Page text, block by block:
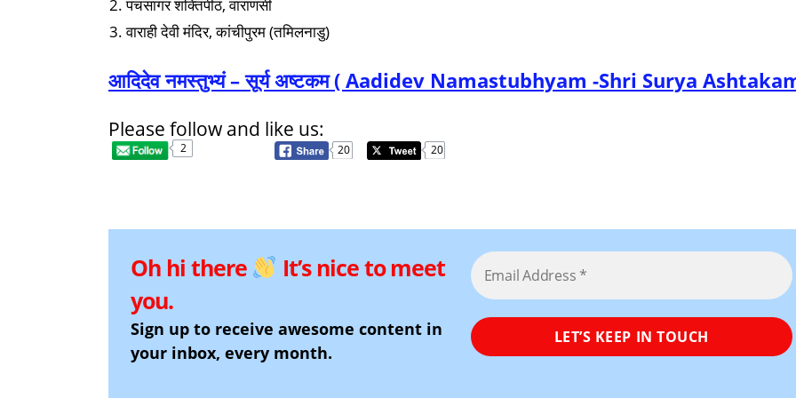
पंचसागर शक्तिपीठ, वाराणसी
वाराही देवी मंदिर, कांचीपुरम (तमिलनाडु)
आदिदेव नमस्तुभ्यं – सूर्य अष्टकम ( Aadidev Namastubhyam -Shri Surya
Please follow and like us:
2 20 20
Oh hi there
It’s nice to meet
you.
Sign up to receive awesome content in
your inbox, every month.